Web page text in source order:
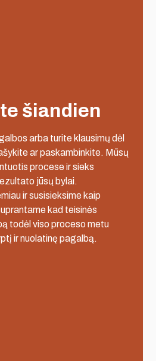
šiandien
arba turite klausimų dėl
ar paskambinkite. Mūsų
procese ir sieks
jūsų bylai.
ir susisieksime kaip
kad teisinės
todėl viso proceso metu
ir nuolatinę pagalbą.